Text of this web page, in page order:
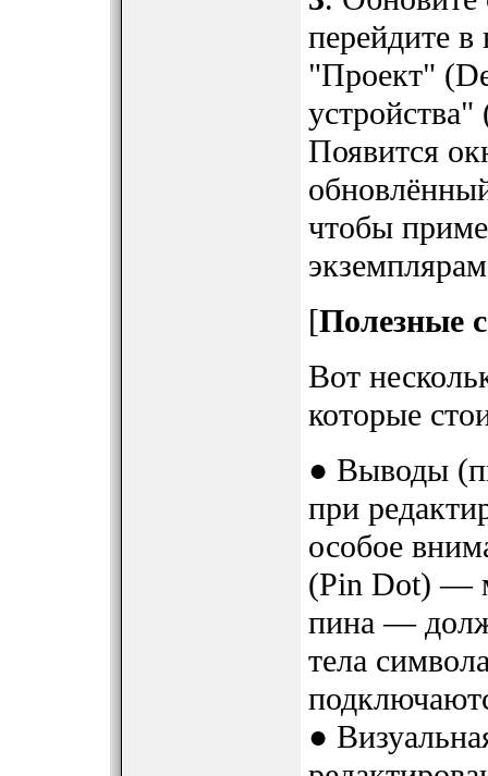
перейдите
"Проект"
Появится
чтобы
[Полезные
Вот
которые
● Выводы
при
особое
(Pin Dot) —
пина —
тела
●